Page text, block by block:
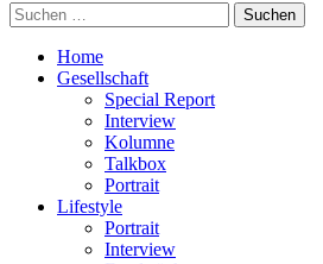
Suchen
nach:
Home
Gesellschaft
Special Report
Interview
Kolumne
Talkbox
Portrait
Lifestyle
Portrait
Interview